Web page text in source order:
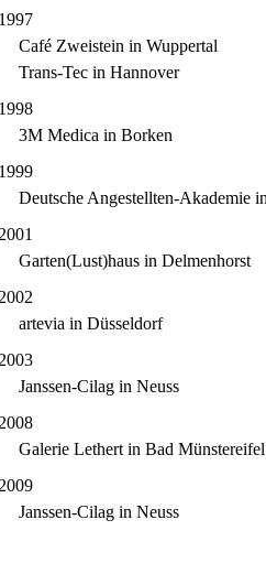
1997
Café Zweistein in Wuppertal
Trans-Tec in Hannover
1998
3M Medica in Borken
1999
Deutsche Angestellten-Akademie
2001
Garten(Lust)haus in Delmenhorst
2002
artevia in Düsseldorf
2003
Janssen-Cilag in Neuss
2008
Galerie Lethert in Bad
2009
Janssen-Cilag in Neuss